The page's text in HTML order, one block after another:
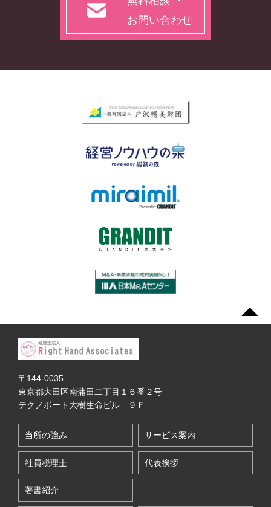
お問い合わせ
〒144-0035
東京都大田区南蒲田二丁目１６番２号
テクノポート大樹生命ビル ９Ｆ
当所の強み サービス案内
社員税理士 代表挨拶
著書紹介